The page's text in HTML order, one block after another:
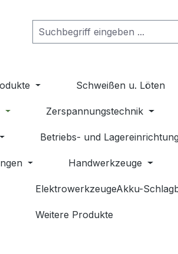
Schweißen u. Löten
Zerspannungstechnik
Betriebs- und
Handwerkzeuge
ElektrowerkzeugeAkku-
Weitere Produkte